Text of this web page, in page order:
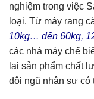
nghiệm trong việc
loại. Từ máy rang
10kg… đến 60kg,
các nhà máy chế
lại sản phẩm chất
đội ngũ nhân sự có